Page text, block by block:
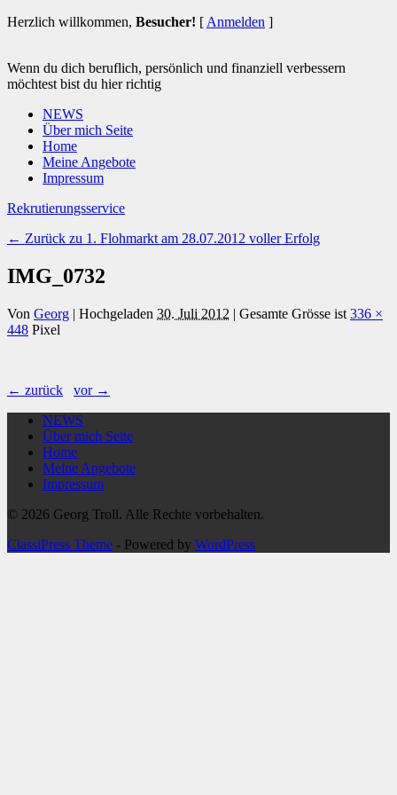
Herzlich willkommen, Besucher! [ Anmelden ]
Wenn du dich beruflich, persönlich und finanziell verbessern
möchtest bist du hier richtig
NEWS
Über mich Seite
Home
Meine Angebote
Impressum
Rekrutierungsservice
← Zurück zu 1. Flohmarkt am 28.07.2012 voller Erfolg
IMG_0732
Von Georg | Hochgeladen 30. Juli 2012 | Gesamte Grösse ist 336 ×
448 Pixel
← zurück
vor →
NEWS
Über mich Seite
Home
Meine Angebote
Impressum
© 2026 Georg Troll. Alle Rechte vorbehalten.
ClassiPress Theme - Powered by WordPress